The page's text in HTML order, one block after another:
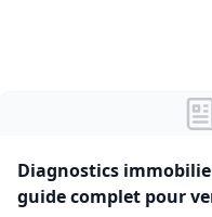
Diagnostics
guide complet pour